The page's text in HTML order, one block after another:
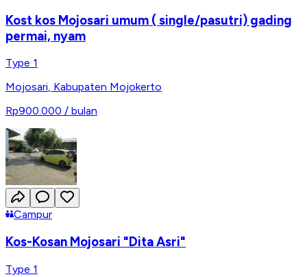
Kost kos Mojosari umum ( single/pasutri) gading
permai, nyam
Type 1
Mojosari, Kabupaten Mojokerto
Rp900.000 / bulan
Campur
Kos-Kosan Mojosari "Dita Asri"
Type 1